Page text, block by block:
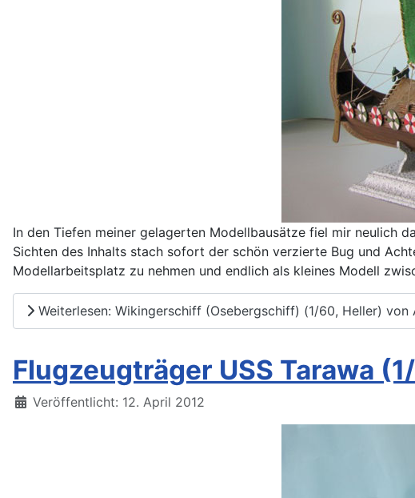
In den Tiefen meiner gelagerten Modellbausätze fiel mir neulich
Sichten des Inhalts stach sofort der schön verzierte Bug und
Modellarbeitsplatz zu nehmen und endlich als kleines Modell
Weiterlesen: Wikingerschiff (Osebergschiff) (1/60, Heller) von
Flugzeugträger USS Tarawa
Details
Veröffentlicht: 12. April 2012